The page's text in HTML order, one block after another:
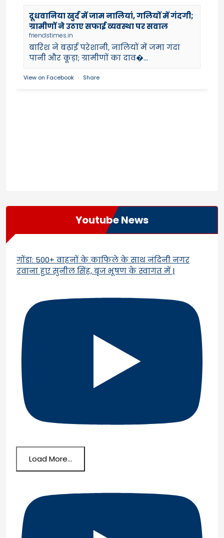
दूधवानिया खुर्द में जाम नालियां, गलियों में गंदगी;
ग्रामीणों ने उठाए सफाई व्यवस्था पर सवाल
friendstimes.in
बारिश ने बढ़ाई परेशानी, नालियों में जमा गंदा
पानी और कूड़ा; ग्रामीणों का दाव�...
View on Facebook · Share
Youtube News
गोंडा: 500+ वाहनों के काफिले के साथ नंदिनी नगर
रवाना हुए सुनील सिंह, बृज भूषण के स्वागत में |
Load More...